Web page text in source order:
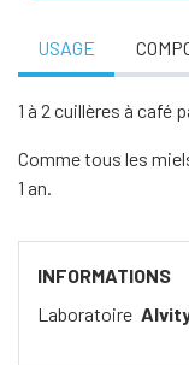
USAGE
1 à 2 cuillères à café
Comme tous les
1 an.
INFORMATIONS
Laboratoire